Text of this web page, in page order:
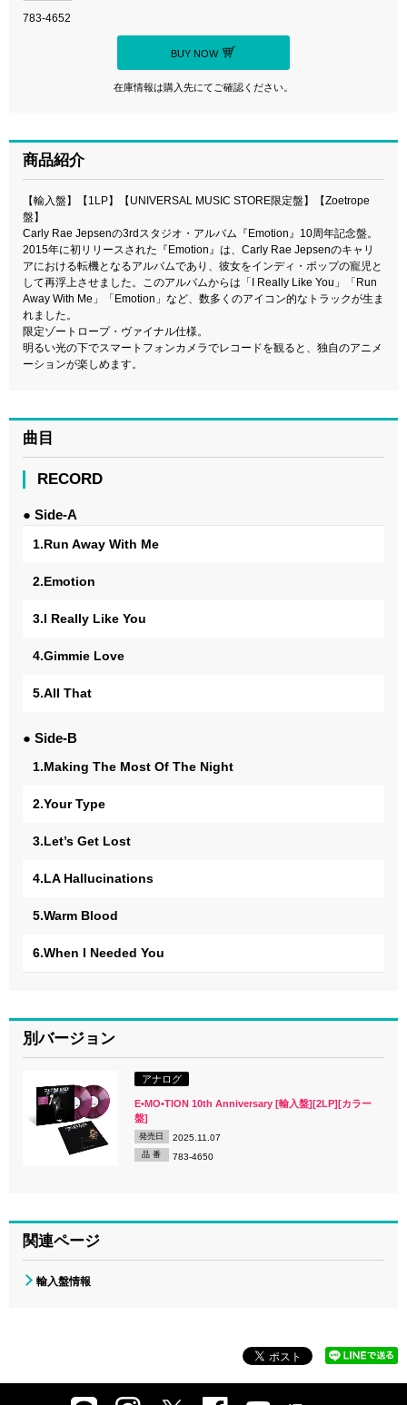
783-4652
BUY NOW
在庫情報は購入先にてご確認ください。
商品紹介
【輸入盤】【1LP】【UNIVERSAL MUSIC STORE限定盤】【Zoetrope
盤】
Carly Rae Jepsenの3rdスタジオ・アルバム『Emotion』10周年記念盤。
2015年に初リリースされた『Emotion』は、Carly Rae Jepsenのキャリ
アにおける転機となるアルバムであり、彼女をインディ・ポップの寵児と
して再浮上させました。このアルバムからは「I Really Like You」「Run
Away With Me」「Emotion」など、数多くのアイコン的なトラックが生ま
れました。
限定ゾートロープ・ヴァイナル仕様。
明るい光の下でスマートフォンカメラでレコードを観ると、独自のアニメ
ーションが楽しめます。
曲目
RECORD
● Side-A
1.Run Away With Me
2.Emotion
3.I Really Like You
4.Gimmie Love
5.All That
● Side-B
1.Making The Most Of The Night
2.Your Type
3.Let’s Get Lost
4.LA Hallucinations
5.Warm Blood
6.When I Needed You
別バージョン
アナログ
E•MO•TION 10th Anniversary [輸入盤][2LP][カラー
盤]
発売日 2025.11.07
品 番 783-4650
関連ページ
輸入盤情報